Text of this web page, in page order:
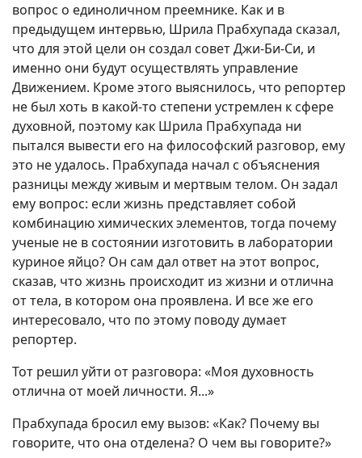
вопрос о единоличном преемнике. Как и в
предыдущем интервью, Шрила Прабхупада сказал,
что для этой цели он создал совет Джи-Би-Си, и
именно они будут осуществлять управление
Движением. Кроме этого выяснилось, что репортер
не был хоть в какой-то степени устремлен к сфере
духовной, поэтому как Шрила Прабхупада ни
пытался вывести его на философский разговор, ему
это не удалось. Прабхупада начал с объяснения
разницы между живым и мертвым телом. Он задал
ему вопрос: если жизнь представляет собой
комбинацию химических элементов, тогда почему
ученые не в состоянии изготовить в лаборатории
куриное яйцо? Он сам дал ответ на этот вопрос,
сказав, что жизнь происходит из жизни и отлична
от тела, в котором она проявлена. И все же его
интересовало, что по этому поводу думает
репортер.
Тот решил уйти от разговора: «Моя духовность
отлична от моей личности. Я...»
Прабхупада бросил ему вызов: «Как? Почему вы
говорите, что она отделена? О чем вы говорите?»